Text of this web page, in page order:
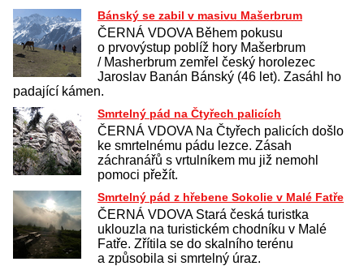
Bánský se zabil v masivu Mašerbrum
ČERNÁ VDOVA Během pokusu
o prvovýstup poblíž hory Mašerbrum
/ Masherbrum zemřel český horolezec
Jaroslav Banán Bánský (46 let). Zasáhl ho
padající kámen.
Smrtelný pád na Čtyřech palicích
ČERNÁ VDOVA Na Čtyřech palicích došlo
ke smrtelnému pádu lezce. Zásah
záchranářů s vrtulníkem mu již nemohl
pomoci přežít.
Smrtelný pád z hřebene Sokolie v Malé Fatře
ČERNÁ VDOVA Stará česká turistka
uklouzla na turistickém chodníku v Malé
Fatře. Zřítila se do skalního terénu
a způsobila si smrtelný úraz.